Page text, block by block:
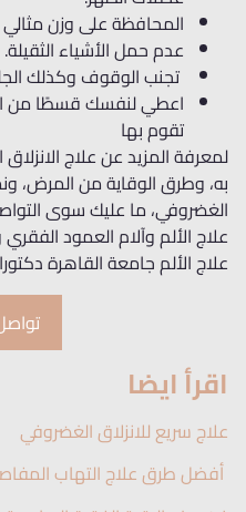
المحافظة على وزن
عدم حمل الأشياء الثقيلة.
تجنب الوقوف وكذلك
اعطي لنفسك قسطًا من
تقوم بها
لمعرفة المزيد عن علاج
به، وطرق الوقاية من المرض،
الغضروفي، ما عليك سوى
علاج الألم وآلام العمود
علاج الألم جامعة القاهرة
اقرأ ايضا
علاج سريع للانزلاق الغضروفي
أفضل طرق علاج التهاب